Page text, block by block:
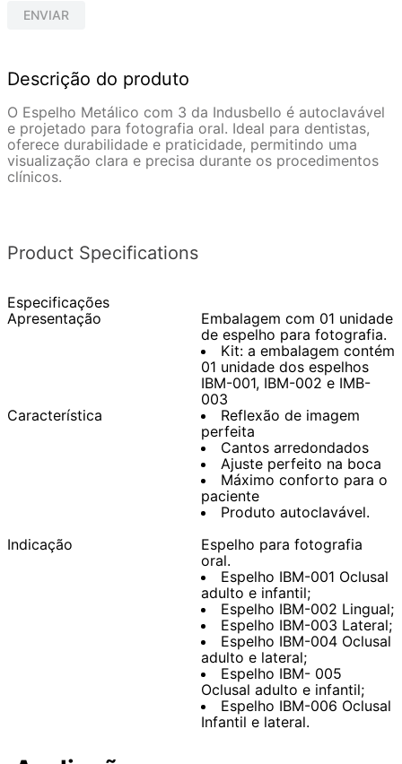
ENVIAR
Descrição do produto
O Espelho Metálico com 3 da Indusbello é autoclavável
e projetado para fotografia oral. Ideal para dentistas,
oferece durabilidade e praticidade, permitindo uma
visualização clara e precisa durante os procedimentos
clínicos.
Product Specifications
Especificações
Apresentação
Embalagem com 01 unidade
de espelho para fotografia.
Kit: a embalagem contém
01 unidade dos espelhos
IBM-001, IBM-002 e IMB-
003
Característica
Reflexão de imagem
perfeita
Cantos arredondados
Ajuste perfeito na boca
Máximo conforto para o
paciente
Produto autoclavável.
Indicação
Espelho para fotografia
oral.
Espelho IBM-001 Oclusal
adulto e infantil;
Espelho IBM-002 Lingual;
Espelho IBM-003 Lateral;
Espelho IBM-004 Oclusal
adulto e lateral;
Espelho IBM- 005
Oclusal adulto e infantil;
Espelho IBM-006 Oclusal
Infantil e lateral.